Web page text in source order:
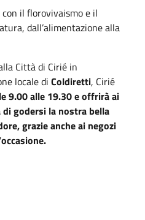
il florovivaismo e il
dall’alimentazione alla
Città di Cirié in
locale di Coldiretti, Cirié
9.00 alle 19.30 e offrirà ai
godersi la nostra bella
grazie anche ai negozi